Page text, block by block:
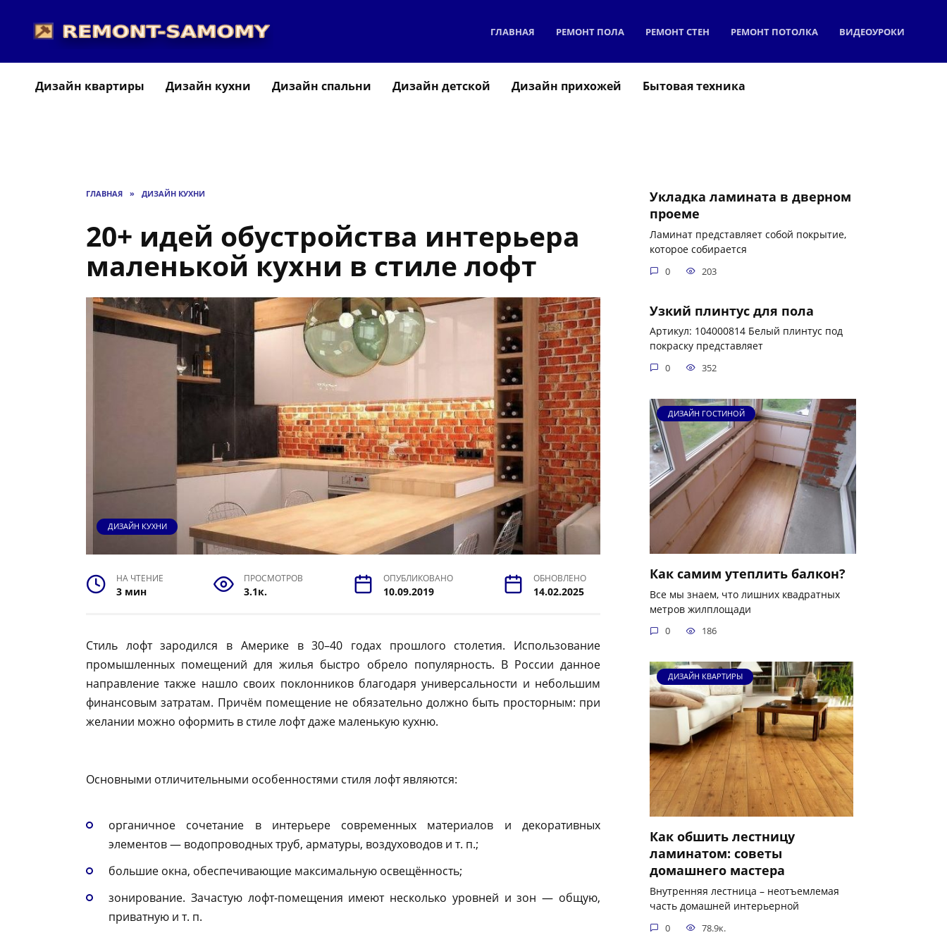
содержанию
ГЛАВНАЯ РЕМОНТ ПОЛА РЕМОНТ СТЕН РЕМОНТ ПОТОЛКА ВИДЕОУРОКИ
Дизайн квартиры Дизайн кухни Дизайн спальни Дизайн детской Дизайн прихожей Бытовая техника
ГЛАВНАЯ » ДИЗАЙН КУХНИ
20+ идей обустройства интерьера
маленькой кухни в стиле лофт
ДИЗАЙН КУХНИ
НА ЧТЕНИЕ
3 мин
ПРОСМОТРОВ
3.1к.
ОПУБЛИКОВАНО
10.09.2019
ОБНОВЛЕНО
14.02.2025
Стиль лофт зародился в Америке в 30–40 годах прошлого столетия. Использование
промышленных помещений для жилья быстро обрело популярность. В России данное
направление также нашло своих поклонников благодаря универсальности и небольшим
финансовым затратам. Причём помещение не обязательно должно быть просторным: при
желании можно оформить в стиле лофт даже маленькую кухню.
Основными отличительными особенностями стиля лофт являются:
органичное сочетание в интерьере современных материалов и декоративных
элементов — водопроводных труб, арматуры, воздуховодов и т. п.;
большие окна, обеспечивающие максимальную освещённость;
зонирование. Зачастую лофт-помещения имеют несколько уровней и зон — общую,
приватную и т. п.
Укладка ламината в дверном
проеме
Ламинат представляет собой покрытие,
которое собирается
0 203
Узкий плинтус для пола
Артикул: 104000814 Белый плинтус под
покраску представляет
0 352
ДИЗАЙН ГОСТИНОЙ
Как самим утеплить балкон?
Все мы знаем, что лишних квадратных
метров жилплощади
0 186
ДИЗАЙН КВАРТИРЫ
Как обшить лестницу
ламинатом: советы
домашнего мастера
Внутренняя лестница – неотъемлемая
часть домашней интерьерной
0 78.9к.